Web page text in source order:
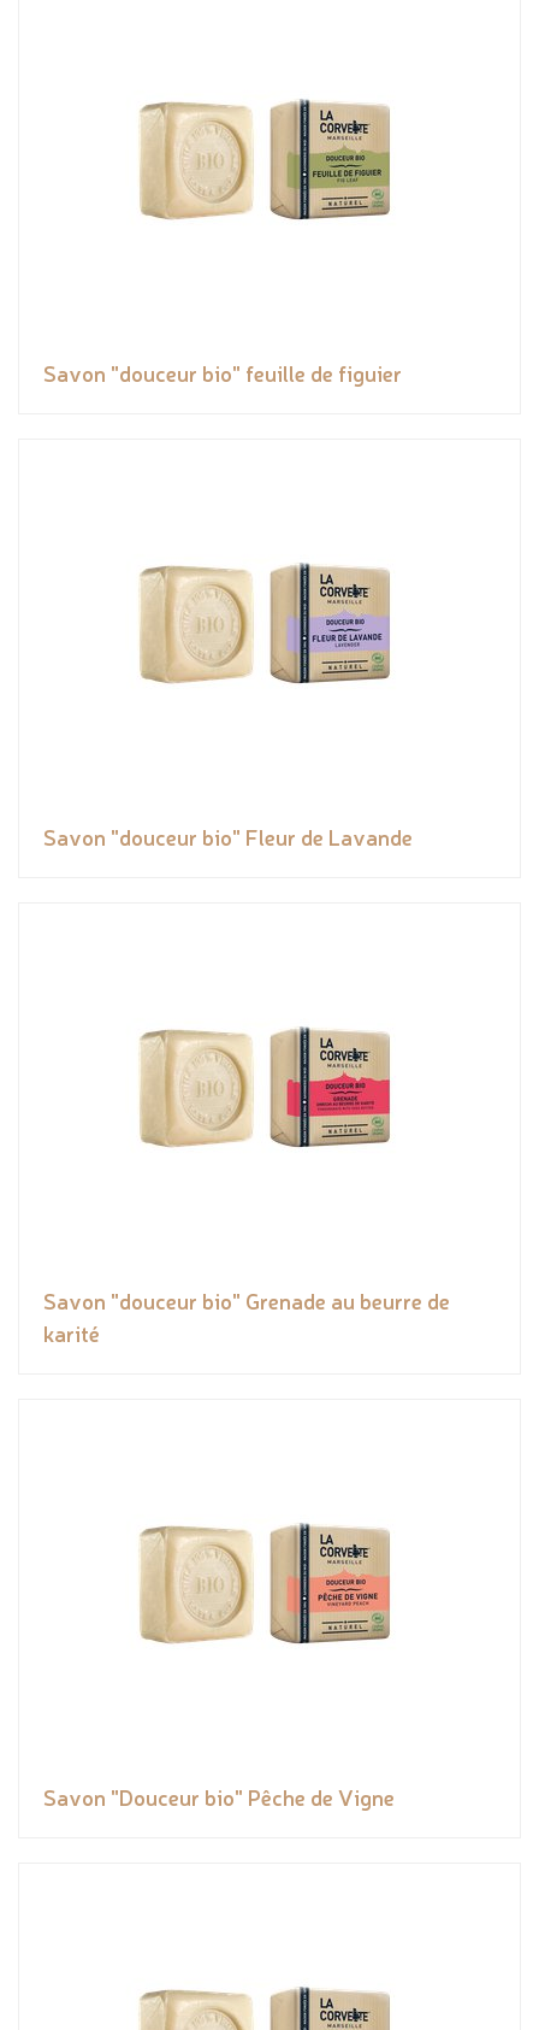
Savon "douceur bio" feuille de figuier
Savon "douceur bio" Fleur de Lavande
Savon "douceur bio" Grenade au beurre de
karité
Savon "Douceur bio" Pêche de Vigne